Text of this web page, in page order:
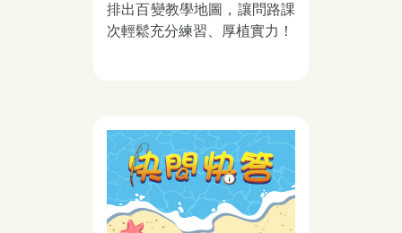
排出百變教學地圖，讓問路課
次輕鬆充分練習、厚植實力！